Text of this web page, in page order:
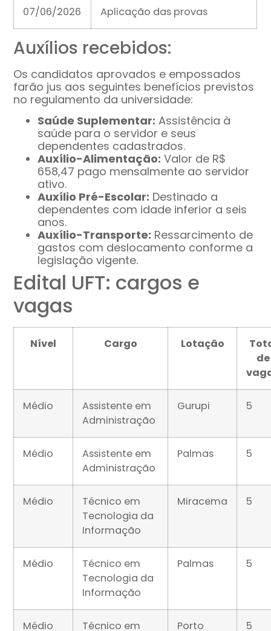
07/06/2026 Aplicação das provas
Auxílios recebidos:
Os candidatos aprovados e empossados
farão jus aos seguintes benefícios previstos
no regulamento da universidade:
Saúde Suplementar: Assistência à
saúde para o servidor e seus
dependentes cadastrados.
Auxílio-Alimentação: Valor de R$
658,47 pago mensalmente ao servidor
ativo.
Auxílio Pré-Escolar: Destinado a
dependentes com idade inferior a seis
anos.
Auxílio-Transporte: Ressarcimento de
gastos com deslocamento conforme a
legislação vigente.
Edital UFT: cargos e
vagas
Nível Cargo Lotação
de
Médio
Assistente em
Administração
Gurupi 5
Médio
Assistente em
Administração
Palmas 5
Médio
Técnico em
Tecnologia da
Informação
Miracema 5
Médio
Técnico em
Tecnologia da
Informação
Palmas 5
Médio Técnico em Porto 5